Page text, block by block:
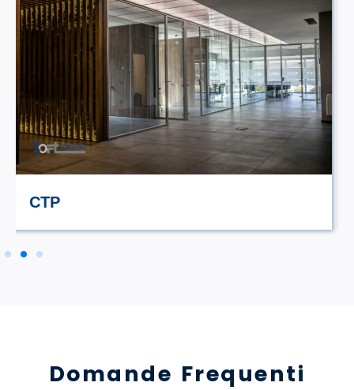
STILE TV
Domande Frequenti